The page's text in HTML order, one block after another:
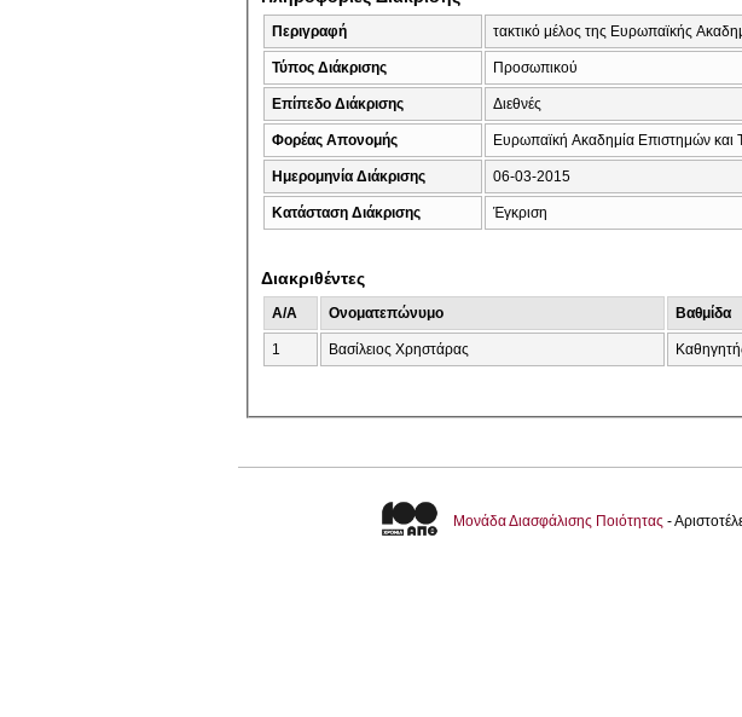
Περιγραφή τακτικό μέλος της Eυρωπαϊκής
Τύπος Διάκρισης Προσωπικού
Επίπεδο Διάκρισης Διεθνές
Φορέας Απονομής Eυρωπαϊκή Aκαδημία Eπιστημών και
Ημερομηνία Διάκρισης 06-03-2015
Κατάσταση Διάκρισης Έγκριση
Διακριθέντες
A/A Ονοματεπώνυμο Βαθμίδα
1 Βασίλειος Χρηστάρας
Μονάδα Διασφάλισης Ποιότητας -